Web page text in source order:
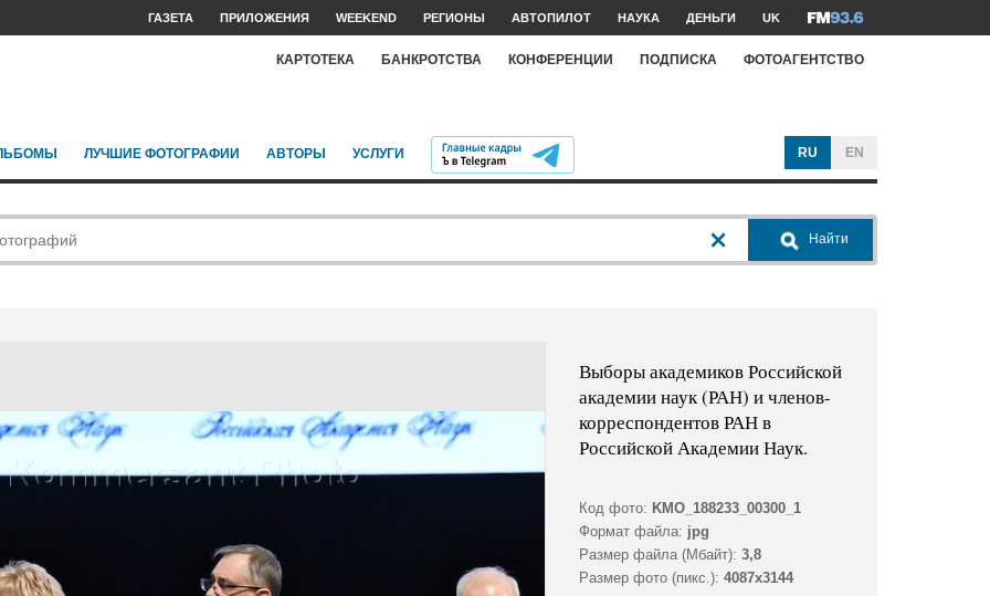
ГАЗЕТА ПРИЛОЖЕНИЯ WEEKEND РЕГИОНЫ АВТОПИЛОТ НАУКА ДЕНЬГИ UK
КАРТОТЕКА БАНКРОТСТВА КОНФЕРЕНЦИИ ПОДПИСКА ФОТОАГЕНТСТВО
ЛУЧШИЕ ФОТОГРАФИИ АВТОРЫ УСЛУГИ RU EN
Найти
Выборы академиков Российской
академии наук (РАН) и членов-
корреспондентов РАН в
Российской Академии Наук.
Код фото: KMO_188233_00300_1
Формат файла: jpg
Размер файла (Мбайт): 3,8
Размер фото (пикс.): 4087x3144